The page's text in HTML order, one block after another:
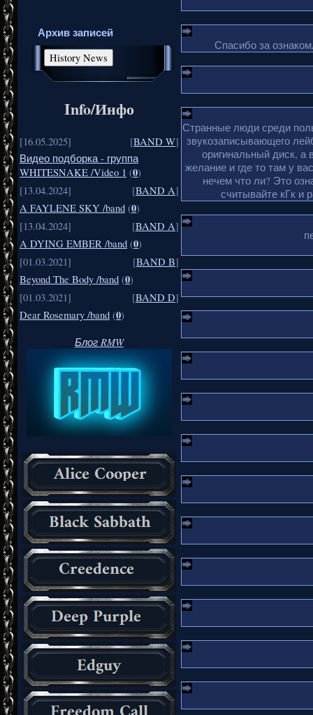
Архив записей
Info/Инфо
[16.05.2025] [BAND W]
Видео подборка - группа
WHITESNAKE /Video 1 (0)
[13.04.2024]
[BAND A]
A FAYLENE SKY /band (0)
[13.04.2024]
[BAND A]
A DYING EMBER /band (0)
[01.03.2021]
[BAND B]
Beyond The Body /band (0)
[01.03.2021]
[BAND D]
Dear Rosemary /band (0)
Блог RMW
Спасибо за
Странные люди среди
звукозаписывающего
оригинальный диск, а
желание и где то там у
нечем что ли? Это
считывайте кГк и